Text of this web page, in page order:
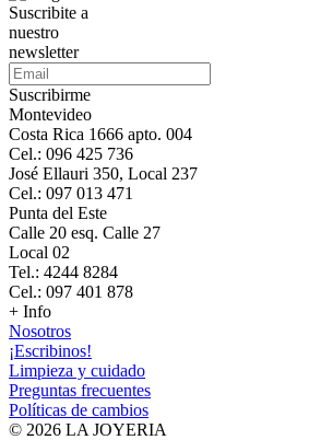
Suscribite a
nuestro
newsletter
Suscribirme
Montevideo
Costa Rica 1666 apto. 004
Cel.: 096 425 736
José Ellauri 350, Local 237
Cel.: 097 013 471
Punta del Este
Calle 20 esq. Calle 27
Local 02
Tel.: 4244 8284
Cel.: 097 401 878
+ Info
Nosotros
¡Escribinos!
Limpieza y cuidado
Preguntas frecuentes
Políticas de cambios
© 2026 LA JOYERIA